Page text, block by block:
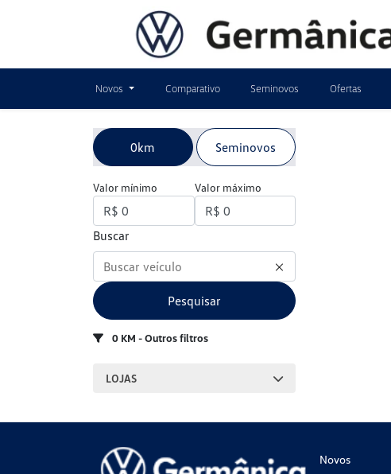
Novos Comparativo Seminovos Ofertas
0km Seminovos
Valor mínimo Valor máximo
Buscar
Pesquisar
0 KM - Outros filtros
LOJAS
Novos